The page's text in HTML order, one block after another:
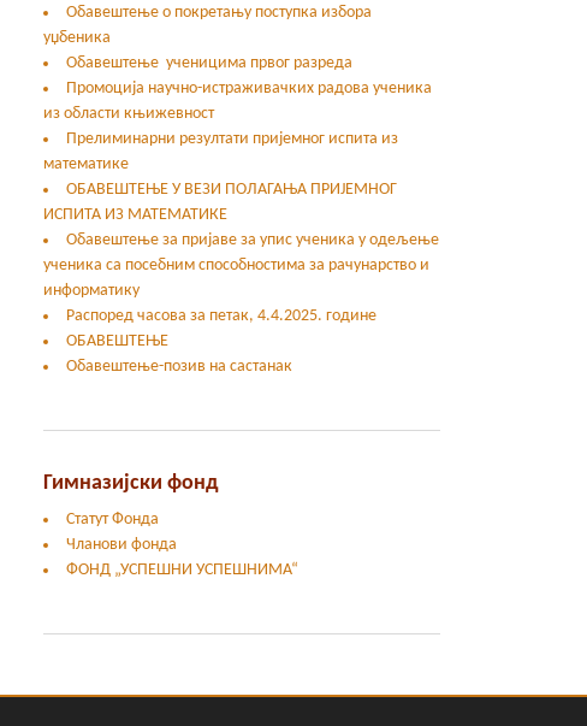
Обавештење о покретању поступка избора
уџбеника
Обавештење ученицима првог разреда
Промоција научно-истраживачких радова ученика
из области књижевност
Прелиминарни резултати пријемног испита из
математике
ОБАВЕШТЕЊЕ У ВЕЗИ ПОЛАГАЊА ПРИЈЕМНОГ
ИСПИТА ИЗ МАТЕМАТИКЕ
Oбавештење за пријаве за упис ученика у одељење
ученика са посебним способностима за рачунарство и
информатику
Распоред часова за петак, 4.4.2025. године
ОБАВЕШТЕЊЕ
Обавештење-позив на састанак
Гимназијски фонд
Статут Фонда
Чланови фонда
ФОНД „УСПЕШНИ УСПЕШНИМА“